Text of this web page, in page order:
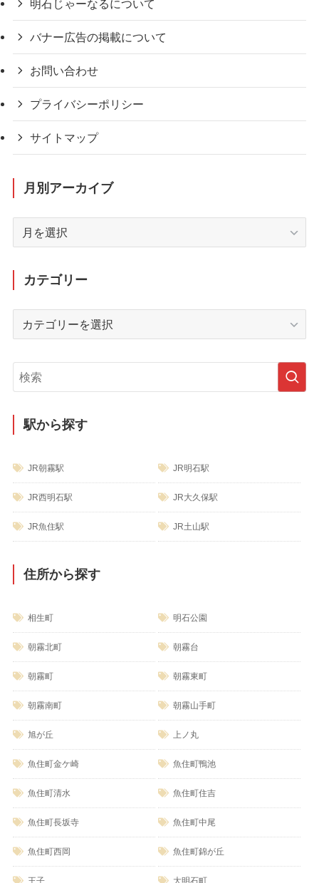
明石じゃーなるについて
バナー広告の掲載について
お問い合わせ
プライバシーポリシー
サイトマップ
月別アーカイブ
イ
ブ
カテゴリー
リ
ー
駅から探す
JR朝霧駅 JR明石駅
JR西明石駅 JR大久保駅
JR魚住駅 JR土山駅
住所から探す
相生町 明石公園
朝霧北町 朝霧台
朝霧町 朝霧東町
朝霧南町 朝霧山手町
旭が丘 上ノ丸
魚住町金ケ崎 魚住町鴨池
魚住町清水 魚住町住吉
魚住町長坂寺 魚住町中尾
魚住町西岡 魚住町錦が丘